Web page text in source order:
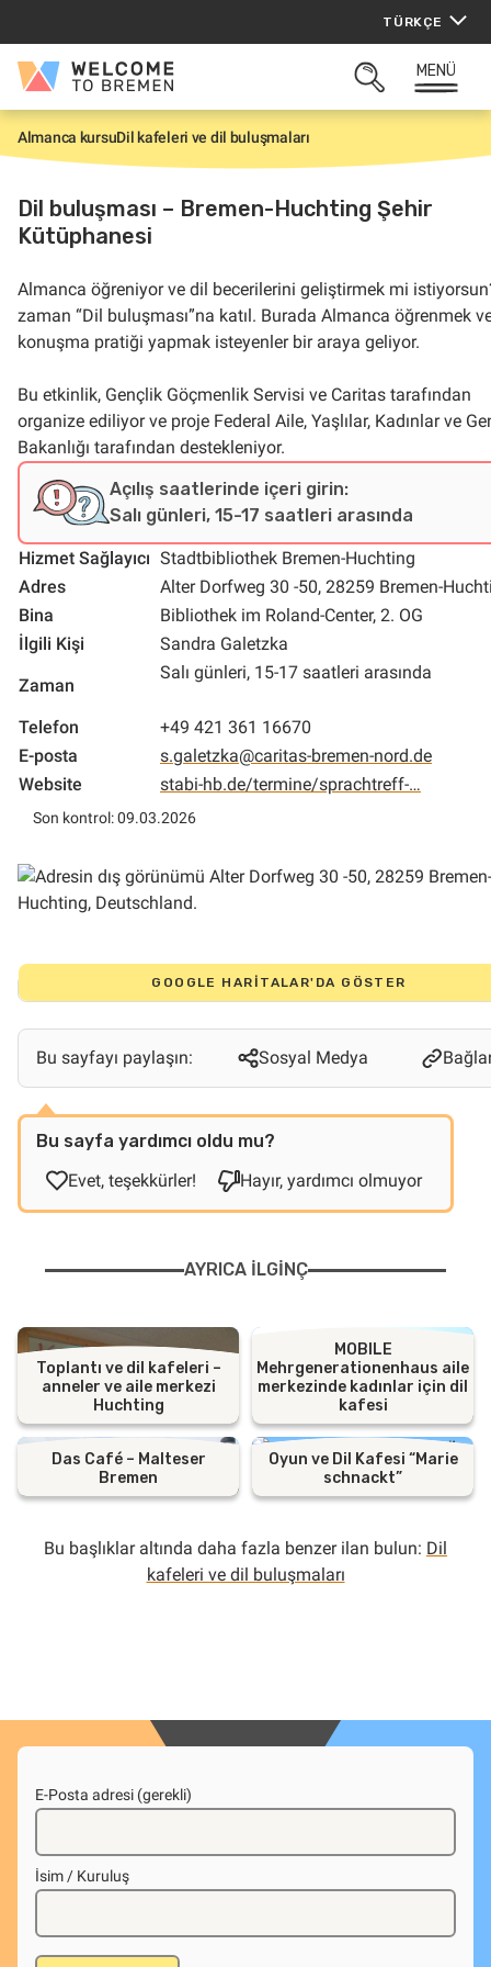
TÜRKÇE
Welcome
Bremen
ARAMAYI
MENÜ
G
i
i
ş
Almanca kursuDil kafeleri ve dil buluşmaları
Dil buluşması – Bremen-Huchting Şehir
Kütüphanesi
Almanca öğreniyor ve dil becerilerini geliştirmek mi
zaman “Dil buluşması”na katıl. Burada Almanca öğrenmek
konuşma pratiği yapmak isteyenler bir araya geliyor.
Bu etkinlik, Gençlik Göçmenlik Servisi ve Caritas tarafından
organize ediliyor ve proje Federal Aile, Yaşlılar, Kadınlar ve
Bakanlığı tarafından destekleniyor.
Açılış saatlerinde içeri girin:
Salı günleri, 15-17 saatleri arasında
Hizmet Sağlayıcı Stadtbibliothek Bremen-Huchting
Adres
Alter Dorfweg 30 -50, 28259 Bremen-
Bina
Bibliothek im Roland-Center, 2. OG
İlgili Kişi
Sandra Galetzka
Zaman
Salı günleri, 15-17 saatleri arasında
Telefon
+49 421 361 16670
E-posta
s.galetzka@caritas-bremen-nord.de
Website
stabi-hb.de/termine/sprachtreff-…
Son kontrol: 09.03.2026
GOOGLE HARITALAR'DA GÖSTER
Bu sayfayı paylaşın: Sosyal Medya
Bu sayfa yardımcı oldu mu?
Evet, teşekkürler!
Hayır, yardımcı olmuyor
AYRICA ILGINÇ
Toplantı ve dil kafeleri –
anneler ve aile merkezi
Huchting
MOBILE
Mehrgenerationenhaus aile
merkezinde kadınlar için dil
kafesi
Das Café – Malteser
Bremen
Oyun ve Dil Kafesi “Marie
schnackt”
Bu başlıklar altında daha fazla benzer ilan bulun: Dil
kafeleri ve dil buluşmaları
E-Posta adresi (gerekli)
İsim / Kuruluş